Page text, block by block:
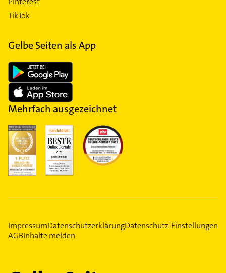
TikTok
Gelbe Seiten als App
Mehrfach ausgezeichnet
ImpressumDatenschutzerklärungDatenschutz-Einstellungen
AGBInhalte melden